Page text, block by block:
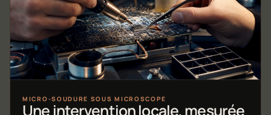
MICRO-SOUDURE SOUS MICROSCOPE
Une intervention locale, mesurée